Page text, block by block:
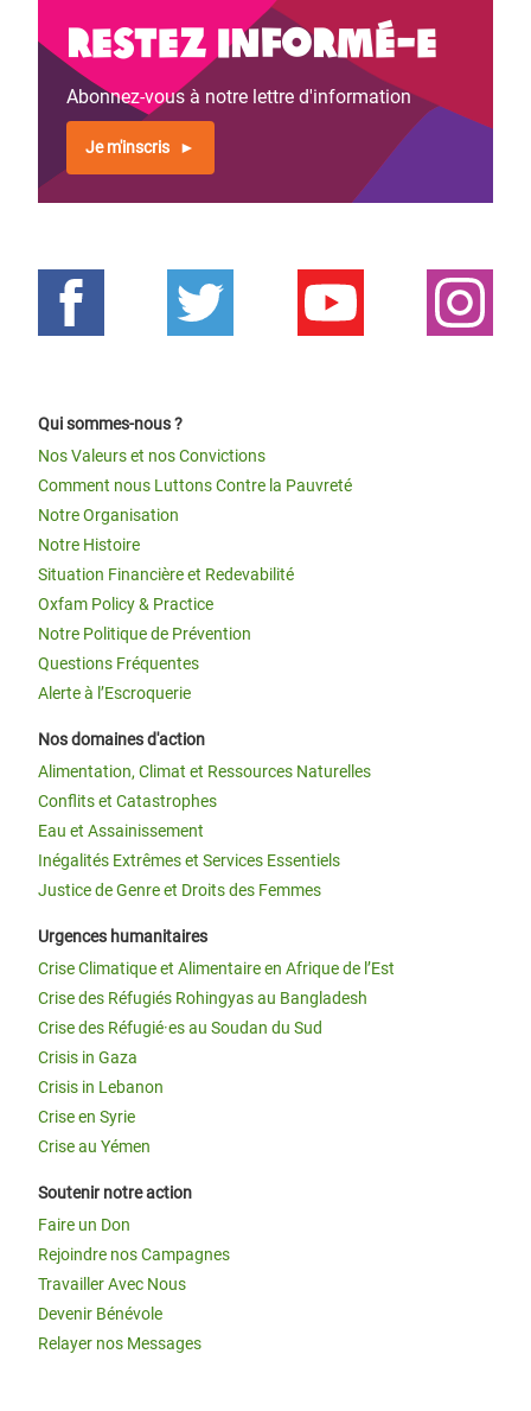
Restez informé-e
Abonnez-vous à notre lettre d'information
Je m'inscris
Qui sommes-nous ?
Nos Valeurs et nos Convictions
Comment nous Luttons Contre la Pauvreté
Notre Organisation
Notre Histoire
Situation Financière et Redevabilité
Oxfam Policy & Practice
Notre Politique de Prévention
Questions Fréquentes
Alerte à l’Escroquerie
Nos domaines d'action
Alimentation, Climat et Ressources Naturelles
Conflits et Catastrophes
Eau et Assainissement
Inégalités Extrêmes et Services Essentiels
Justice de Genre et Droits des Femmes
Urgences humanitaires
Crise Climatique et Alimentaire en Afrique de l’Est
Crise des Réfugiés Rohingyas au Bangladesh
Crise des Réfugié·es au Soudan du Sud
Crisis in Gaza
Crisis in Lebanon
Crise en Syrie
Crise au Yémen
Soutenir notre action
Faire un Don
Rejoindre nos Campagnes
Travailler Avec Nous
Devenir Bénévole
Relayer nos Messages